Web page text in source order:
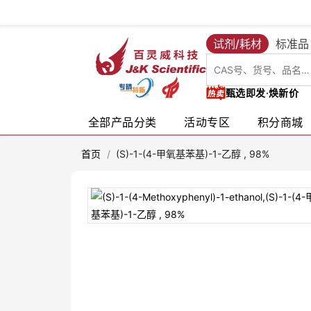
试剂/耗材 标准品
甄选即发·焕新价
全部产品分类 活动专区 积分商城
首页 / (S)-1-(4-甲氧基苯基)-1-乙醇 , 98%